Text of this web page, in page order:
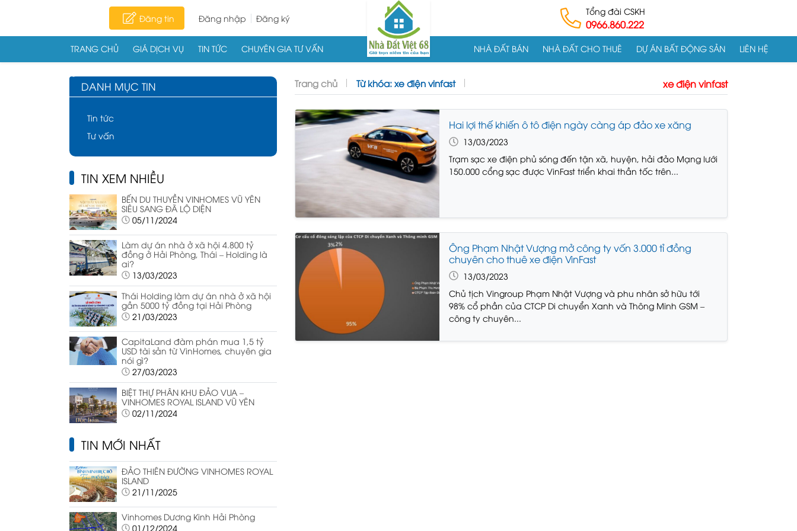
Đăng tin Đăng nhập Đăng ký
Tổng đài CSKH
0966.860.222
TRANG CHỦ GIÁ DỊCH VỤ TIN TỨC CHUYÊN GIA TƯ VẤN NHÀ ĐẤT BÁN NHÀ ĐẤT CHO THUÊ DỰ ÁN BẤT ĐỘNG SẢN LIÊN HỆ
DANH MỤC TIN
Tin tức
Tư vấn
TIN XEM NHIỀU
BẾN DU THUYỀN VINHOMES VŨ YÊN
SIÊU SANG ĐÃ LỘ DIỆN
05/11/2024
Làm dự án nhà ở xã hội 4.800 tỷ
đồng ở Hải Phòng, Thái – Holding là
ai?
13/03/2023
Thái Holding làm dự án nhà ở xã hội
gần 5000 tỷ đồng tại Hải Phòng
21/03/2023
CapitaLand đàm phán mua 1,5 tỷ
USD tài sản từ VinHomes, chuyên gia
nói gì?
27/03/2023
BIỆT THỰ PHÂN KHU ĐẢO VUA –
VINHOMES ROYAL ISLAND VŨ YÊN
02/11/2024
TIN MỚI NHẤT
ĐẢO THIÊN ĐƯỜNG VINHOMES ROYAL
ISLAND
21/11/2025
Vinhomes Dương Kinh Hải Phòng
01/12/2024
Trang chủ Từ khóa: xe điện vinfast xe điện vinfast
Hai lợi thế khiến ô tô điện ngày càng áp đảo xe xăng
13/03/2023
Trạm sạc xe điện phủ sóng đến tận xã, huyện, hải đảo Mạng lưới
150.000 cổng sạc được VinFast triển khai thần tốc trên...
Ông Phạm Nhật Vượng mở công ty vốn 3.000 tỉ đồng
chuyên cho thuê xe điện VinFast
13/03/2023
Chủ tịch Vingroup Phạm Nhật Vượng và phu nhân sở hữu tới
98% cổ phần của CTCP Di chuyển Xanh và Thông Minh GSM –
công ty chuyên...